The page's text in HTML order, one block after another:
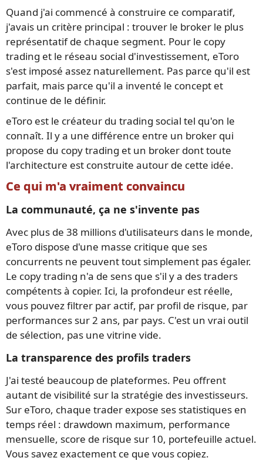
Quand j'ai commencé à construire ce comparatif,
j'avais un critère principal : trouver le broker le plus
représentatif de chaque segment. Pour le copy
trading et le réseau social d'investissement, eToro
s'est imposé assez naturellement. Pas parce qu'il est
parfait, mais parce qu'il a inventé le concept et
continue de le définir.
eToro est le créateur du trading social tel qu'on le
connaît. Il y a une différence entre un broker qui
propose du copy trading et un broker dont toute
l'architecture est construite autour de cette idée.
Ce qui m'a vraiment convaincu
La communauté, ça ne s'invente pas
Avec plus de 38 millions d'utilisateurs dans le monde,
eToro dispose d'une masse critique que ses
concurrents ne peuvent tout simplement pas égaler.
Le copy trading n'a de sens que s'il y a des traders
compétents à copier. Ici, la profondeur est réelle,
vous pouvez filtrer par actif, par profil de risque, par
performances sur 2 ans, par pays. C'est un vrai outil
de sélection, pas une vitrine vide.
La transparence des profils traders
J'ai testé beaucoup de plateformes. Peu offrent
autant de visibilité sur la stratégie des investisseurs.
Sur eToro, chaque trader expose ses statistiques en
temps réel : drawdown maximum, performance
mensuelle, score de risque sur 10, portefeuille actuel.
Vous savez exactement ce que vous copiez.